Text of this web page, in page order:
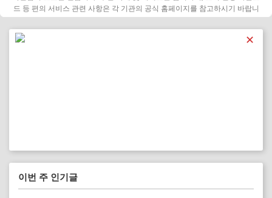
드 등 편의 서비스 관련 사항은 각 기관의 공식 홈페이지를 참고하시기 바랍니
✕
이번 주 인기글